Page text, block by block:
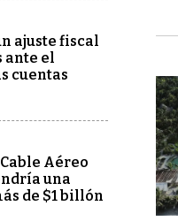
ajuste fiscal
ante el
cuentas
Aéreo
una
de $1 billón